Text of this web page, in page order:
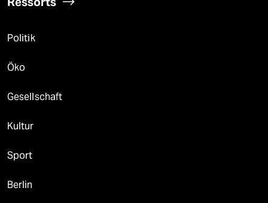
Politik
Öko
Gesellschaft
Kultur
Sport
Berlin